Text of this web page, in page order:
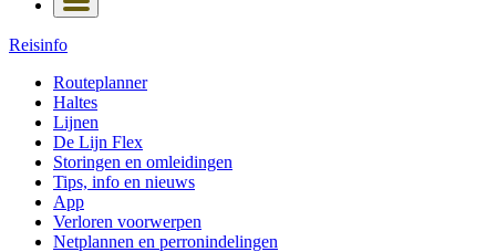
Reisinfo
Routeplanner
Haltes
Lijnen
De Lijn Flex
Storingen en omleidingen
Tips, info en nieuws
App
Verloren voorwerpen
Netplannen en perronindelingen